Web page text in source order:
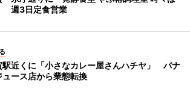
週3日定食営業
駅近くに「小さなカレー屋さんハチヤ」 バナ
ュース店から業態転換